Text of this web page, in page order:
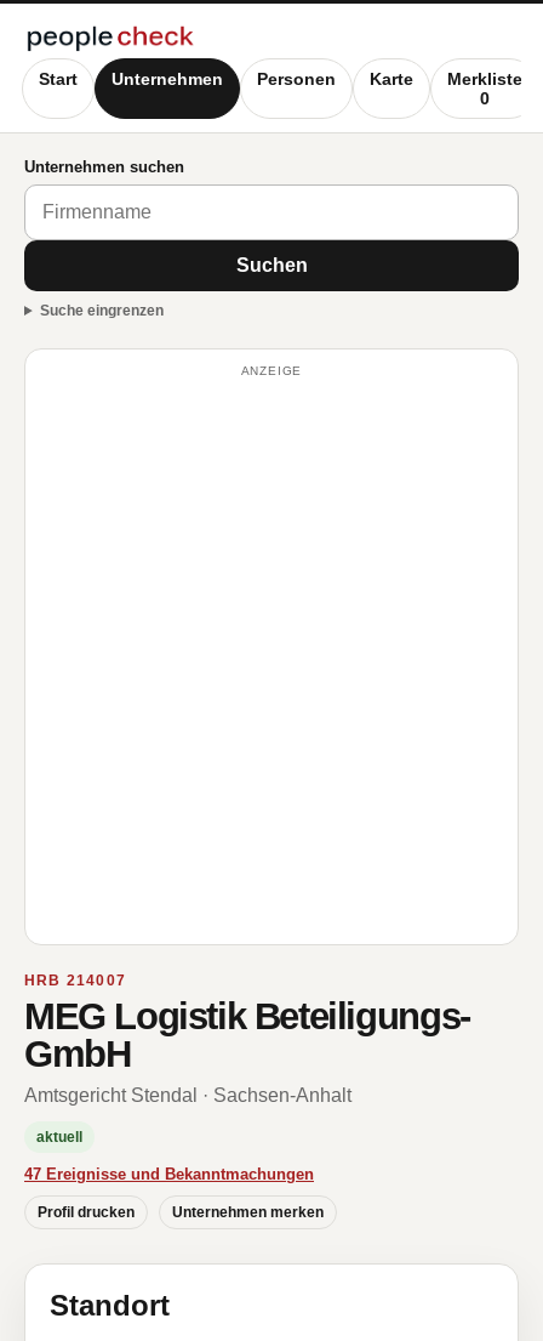
Start Unternehmen Personen Karte
Merkliste
0
Unternehmen suchen
Suchen
Suche eingrenzen
ANZEIGE
HRB 214007
MEG Logistik Beteiligungs-
GmbH
Amtsgericht Stendal · Sachsen-Anhalt
aktuell
47 Ereignisse und Bekanntmachungen
Profil drucken Unternehmen merken
Standort